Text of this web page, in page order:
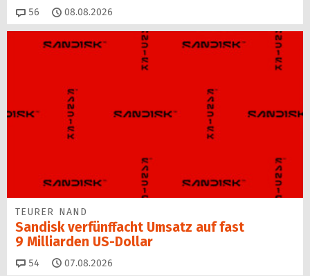
56 Kommentare
08.08.2026
TEURER NAND
Sandisk verfünffacht Umsatz auf fast
9 Milliarden US-Dollar
54 Kommentare
07.08.2026